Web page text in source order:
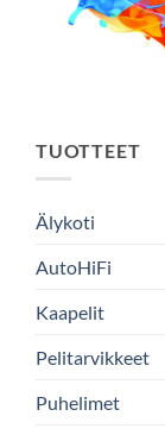
TUOTTEET
Älykoti
AutoHiFi
Kaapelit
Pelitarvikkeet
Puhelimet